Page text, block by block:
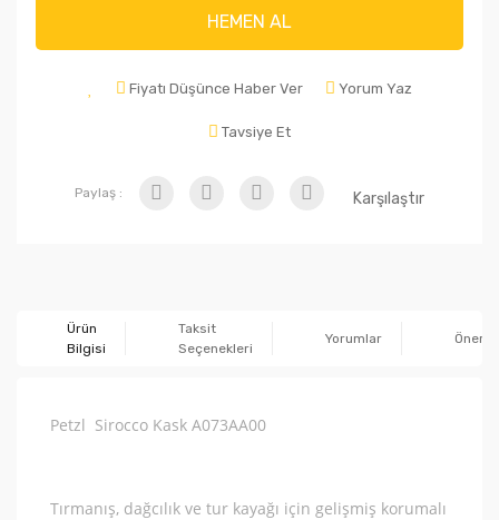
HEMEN AL
Fiyatı Düşünce Haber Ver Yorum Yaz
Tavsiye Et
Paylaş : Karşılaştır
Ürün
Bilgisi
Taksit
Seçenekleri
Yorumlar
Petzl Sirocco Kask A073AA00
Tırmanış, dağcılık ve tur kayağı için gelişmiş korumalı